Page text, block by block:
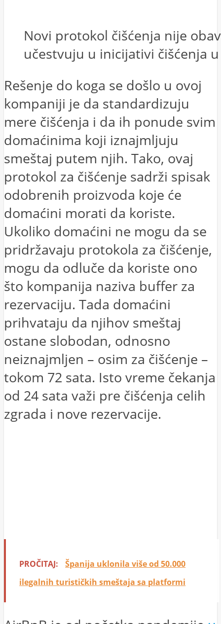
Novi protokol čišćenja nije
učestvuju u inicijativi čišćenja
Rešenje do koga se došlo u ovoj
kompaniji je da standardizuju
mere čišćenja i da ih ponude svim
domaćinima koji iznajmljuju
smeštaj putem njih. Tako, ovaj
protokol za čišćenje sadrži spisak
odobrenih proizvoda koje će
domaćini morati da koriste.
Ukoliko domaćini ne mogu da se
pridržavaju protokola za čišćenje,
mogu da odluče da koriste ono
što kompanija naziva buffer za
rezervaciju. Tada domaćini
prihvataju da njihov smeštaj
ostane slobodan, odnosno
neiznajmljen – osim za čišćenje –
tokom 72 sata. Isto vreme čekanja
od 24 sata važi pre čišćenja celih
zgrada i nove rezervacije.
PROČITAJ:
Španija uklonila više od 50.000
ilegalnih turističkih smeštaja sa platformi